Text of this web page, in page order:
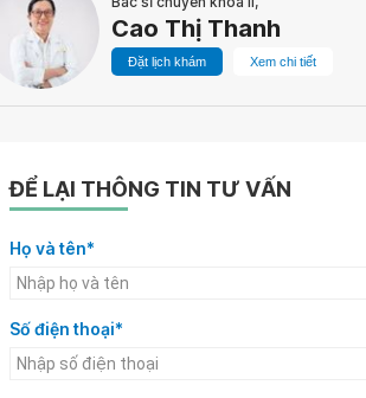
Cao Thị Thanh
Đặt lịch khám Xem chi tiết
ĐỂ LẠI THÔNG TIN TƯ VẤN
Họ và tên*
Số điện thoại*